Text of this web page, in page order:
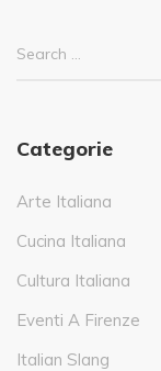
Categorie
Arte Italiana
Cucina Italiana
Cultura Italiana
Eventi A Firenze
Italian Slang